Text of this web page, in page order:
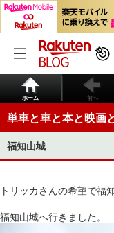
ホーム 前へ
単車と車と本と映画
福知山城
トリッカさんの希望で福
福知山城へ行きました。